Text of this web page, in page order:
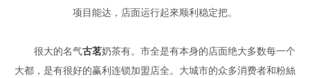
项目能达，店面运行起來顺利稳定把。
很大的名气古茗奶茶有。市全是有本身的店面绝大多数每一个
大都，是有很好的赢利连锁加盟店全。大城市的众多消费者和粉絲